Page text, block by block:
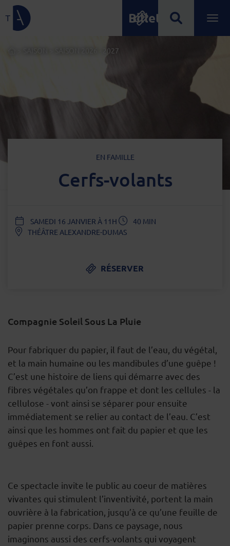
Lien de retour à la page d'accueil Billetterie
SAISON 2026 - 2027
TYPE D'ÉVÈNEMENT
EN FAMILLE
Cerfs-volants
DATESAMEDI 16 JANVIER À 11H
40 MIN
THÉÂTRE ALEXANDRE-DUMAS
RÉSERVER
Compagnie Soleil Sous La Pluie
DESCRIPTION
Pour fabriquer du papier, il faut de l’eau, du végétal,
et la main humaine ou les mandibules d’une guêpe !
C’est une histoire de liens qui démarre avec des
fibres végétales qu’on frappe et dont les cellules - la
cellulose - vont ainsi se séparer pour ensuite
immédiatement se relier au contact de l’eau. C’est
ainsi que les hommes ont fait du papier et que les
guêpes en font aussi.
Ce spectacle invite le public au coeur de matières
vivantes qui stimulent l’inventivité, portent la main
ouvrière à la fabrication, jusqu’à ce qu’une feuille de
papier prenne corps. Dans ce paysage, nous
imaginons aussi des cerfs-volants qui voyagent